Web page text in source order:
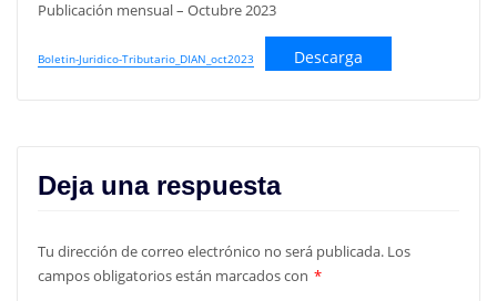
Publicación mensual – Octubre 2023
Boletin-Juridico-Tributario_DIAN_oct2023 Descarga
Deja una respuesta
Tu dirección de correo electrónico no será publicada. Los
campos obligatorios están marcados con *